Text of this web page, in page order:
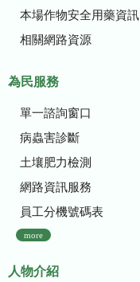
本場作物安全用藥資訊
相關網路資源
為民服務
單一諮詢窗口
病蟲害診斷
土壤肥力檢測
網路資訊服務
員工分機號碼表
more
人物介紹